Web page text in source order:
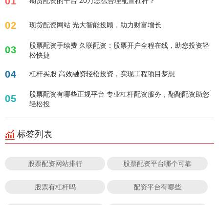
02 现货配资网站 光大智能投顾，助力财富增长
03
股票配资手续费 久联配资：股票开户全程在线，助您投资轻
松快捷
04 杠杆买股 高效融资轻松投资，实现工程项目梦想
05
股票配资有哪些正规平台 专业杠杆配资服务，翻翻配资助您
轻松投
标签列表
股票配资网站排行 股票配资平台哪个可靠
股票有杠杆吗 配资平台有哪些